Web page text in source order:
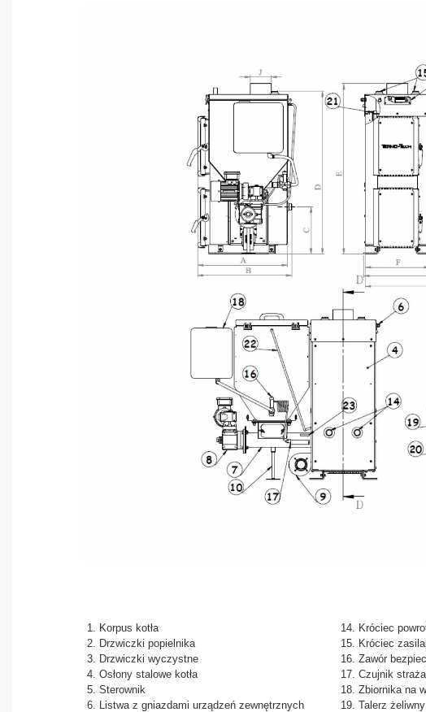
1. Korpus kotła
14. Króciec
2. Drzwiczki popielnika
15. Króciec
3. Drzwiczki wyczystne
16. Zawór
4. Osłony stalowe kotła
17. Czujnik
5. Sterownik
18. Zbiornika na
6. Listwa z gniazdami urządzeń zewnętrznych
19. Talerz